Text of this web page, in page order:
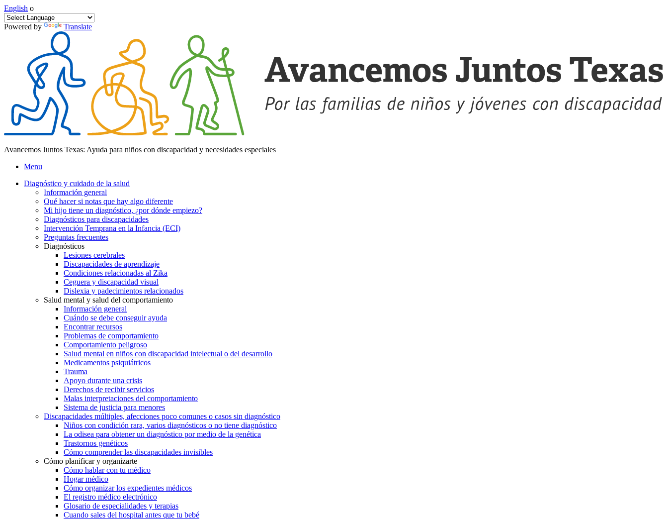
English o
Powered by Translate
Avancemos Juntos Texas: Ayuda para niños con discapacidad y necesidades especiales
Menu
Diagnóstico y cuidado de la salud
Información general
Qué hacer si notas que hay algo diferente
Mi hijo tiene un diagnóstico, ¿por dónde empiezo?
Diagnósticos para discapacidades
Intervención Temprana en la Infancia (ECI)
Preguntas frecuentes
Diagnósticos
Lesiones cerebrales
Discapacidades de aprendizaje
Condiciones relacionadas al Zika
Ceguera y discapacidad visual
Dislexia y padecimientos relacionados
Salud mental y salud del comportamiento
Información general
Cuándo se debe conseguir ayuda
Encontrar recursos
Problemas de comportamiento
Comportamiento peligroso
Salud mental en niños con discapacidad intelectual o del desarrollo
Medicamentos psiquiátricos
Trauma
Apoyo durante una crisis
Derechos de recibir servicios
Malas interpretaciones del comportamiento
Sistema de justicia para menores
Discapacidades múltiples, afecciones poco comunes o casos sin diagnóstico
Niños con condición rara, varios diagnósticos o no tiene diagnóstico
La odisea para obtener un diagnóstico por medio de la genética
Trastornos genéticos
Cómo comprender las discapacidades invisibles
Cómo planificar y organizarte
Cómo hablar con tu médico
Hogar médico
Cómo organizar los expedientes médicos
El registro médico electrónico
Glosario de especialidades y terapias
Cuando sales del hospital antes que tu bebé